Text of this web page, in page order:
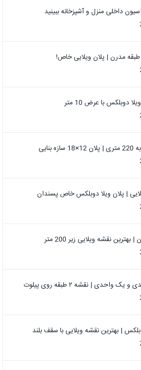
داخلی منزل و آشپزخانه ببینید
طبقه مدرن | پلان ویلایی خاص!
دوبلکس با عرض 10 متر
| پلان ویلا دوبلکس خاص پسندان
نقشه ویلایی زیر 200 متر
واحدی | نقشه ۲ طبقه روی پیلوت
| بهترین نقشه ویلایی با سقف بلند